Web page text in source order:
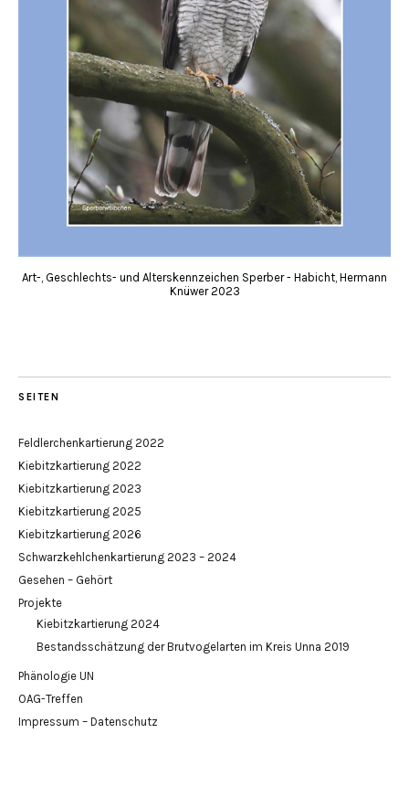
Art-, Geschlechts- und Alterskennzeichen Sperber - Habicht, Hermann
Knüwer 2023
SEITEN
Feldlerchenkartierung 2022
Kiebitzkartierung 2022
Kiebitzkartierung 2023
Kiebitzkartierung 2025
Kiebitzkartierung 2026
Schwarzkehlchenkartierung 2023 – 2024
Gesehen – Gehört
Projekte
Kiebitzkartierung 2024
Bestandsschätzung der Brutvogelarten im Kreis Unna 2019
Phänologie UN
OAG-Treffen
Impressum – Datenschutz